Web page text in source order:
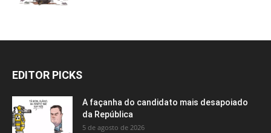
EDITOR PICKS
A façanha do candidato mais desapoiado
da República
5 de agosto de 2026